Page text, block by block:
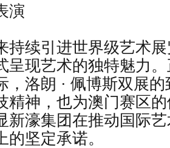
演
持续引进世界级艺术
呈现艺术的独特魅力
，洛朗 · 佩博斯双展
精神，也为澳门赛区
新濠集团在推动国际
坚定承诺。